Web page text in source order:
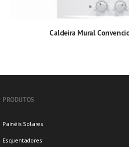
Caldeira Mural
PRODUTOS
Painéis Solares
Esquentadores